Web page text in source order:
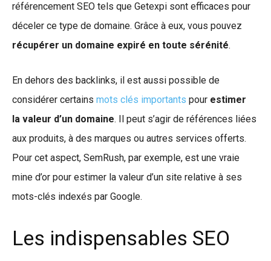
référencement SEO tels que Getexpi sont efficaces pour
déceler ce type de domaine. Grâce à eux, vous pouvez
récupérer un domaine expiré en toute sérénité.
En dehors des backlinks, il est aussi possible de
considérer certains mots clés importants pour estimer
la valeur d’un domaine. Il peut s’agir de références liées
aux produits, à des marques ou autres services offerts.
Pour cet aspect, SemRush, par exemple, est une vraie
mine d’or pour estimer la valeur d’un site relative à ses
mots-clés indexés par Google.
Les indispensables SEO